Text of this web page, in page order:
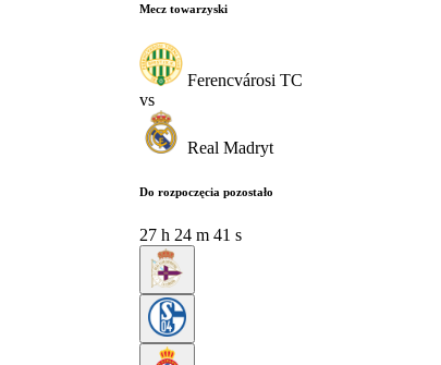
Mecz towarzyski
Ferencvárosi TC
vs
Real Madryt
Do rozpoczęcia pozostało
27 h 24 m 39 s